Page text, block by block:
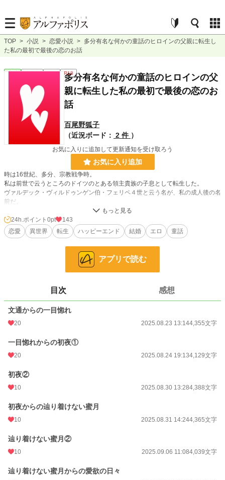
TOP > 小説 > 恋愛小説 > 多分有名な何かの童話のヒロインの父親に転生し
た私の最初で最後の恋のお話
恋愛 連載中 長編 R18
多分有名な何かの童話のヒロインの父
親に転生した私の最初で最後の恋のお
話
百尾野狐子
（近況ボード： 2 件 ）
お気に入りに追加して更新通知を受け取ろう
お気に入り追加
時は16世紀、多分、宗教戦争時。
私は前世で云うところのドイツのとある領主貴族の子息として転生した。
ヴァルデック・ヴィルドゥンゲン伯・フェリペ４世と云う名が、私の成人後の名
前だ。
3歳で前世を思い出し、一体自分が何処の誰に転生したのか分からない状態で人
生の波に流されて生きていたが、政略結婚の相手に恋をして娘を授かってから気
が付いた。
私が転生したのはあの有名な童話の世界で、自分がその実父なのだと。
このままでは最愛の妻を失ってしまう。後妻を娶らされて、継母となった女に娘
が虐げられてしまう。そしていずれ私自身も後妻に殺される。
どうする、私。いや、妻と娘を護りきるしかないだろう。
228,629 位 / 228,629 件
お気に入り
24h.ポイント 0 pt
文字数
更新日時
初回公開日時
週間ポイント 28 pt (56,925 位)
年間ポイント
24h.ポイント 0pt
143
恋愛
異世界 転生 ハッピーエンド 結婚 エロ 童話
アプリで読む
目次 感想
文通からの一目惚れ
20 2025.08.23 13:144,355文字
一目惚れからの初夜①
20 2025.08.24 19:134,129文字
初夜②
10 2025.08.30 13:284,388文字
初夜からの辿り着けない蜜月
10 2025.08.31 14:244,365文字
辿り着けない蜜月②
10 2025.09.06 11:084,039文字
辿り着けない蜜月からの愛欲の日々